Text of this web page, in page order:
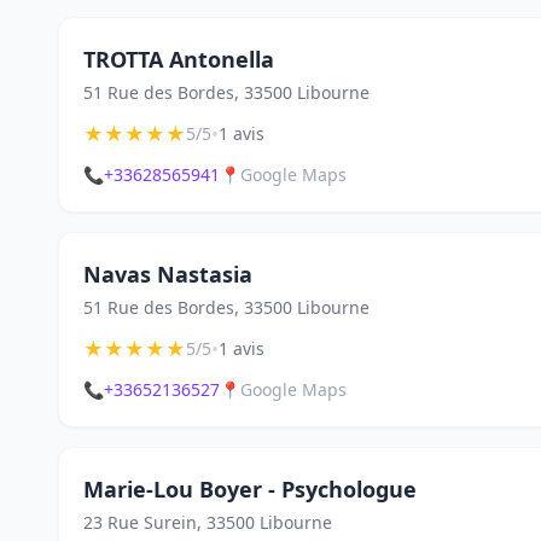
TROTTA Antonella
51 Rue des Bordes, 33500 Libourne
★★★★★5/5•1 avis
📞+33628565941 📍 Google Maps
Navas Nastasia
51 Rue des Bordes, 33500 Libourne
★★★★★5/5•1 avis
📞+33652136527 📍 Google Maps
Marie-Lou Boyer - Psychologue
23 Rue Surein, 33500 Libourne